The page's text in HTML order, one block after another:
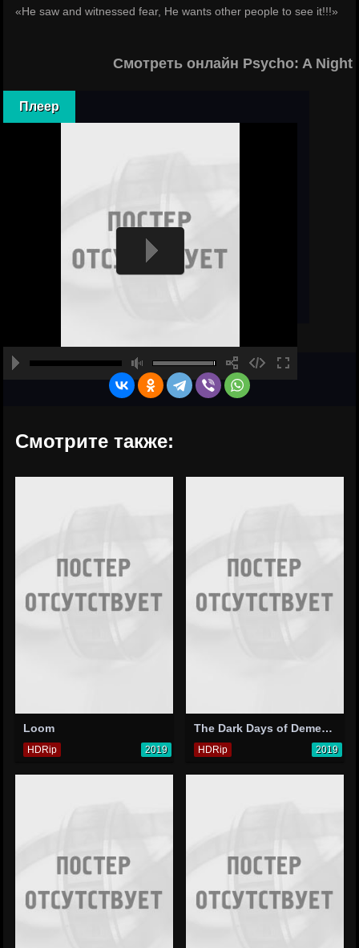
«He saw and witnessed fear, He wants other people to see it!!!»
Смотреть онлайн Psycho: A Night
Плеер
Смотрите также:
Loom
HDRip 2019
The Dark Days of Demetrius
HDRip 2019